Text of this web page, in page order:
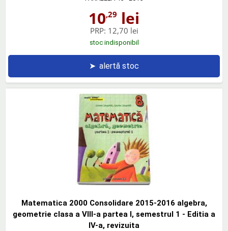
10,29 lei
PRP: 12,70 lei
stoc indisponibil
➤ alertă stoc
Matematica 2000 Consolidare 2015-2016 algebra,
geometrie clasa a VIII-a partea I, semestrul 1 - Editia a
IV-a, revizuita